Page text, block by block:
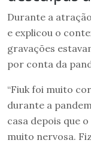
Durante a
e explicou o
gravações
por conta da
“Fiuk foi muito
durante a
casa depois que
muito nervosa.